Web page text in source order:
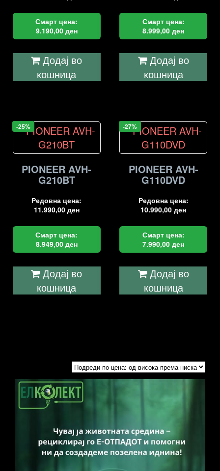
Смарт цена:
9.190,00 ден
Додај во
кошница
Смарт цена:
8.999,00ден
Додај во
кошница
-25%
PIONEER AVH-
G210BT
Редовна цена:
11.990,00 ден
Смарт цена:
8.949,00 ден
Додај во
кошница
-27%
PIONEER AVH-
G110DVD
Редовна цена:
10.990,00ден
Смарт цена:
7.990,00ден
Додај во
кошница